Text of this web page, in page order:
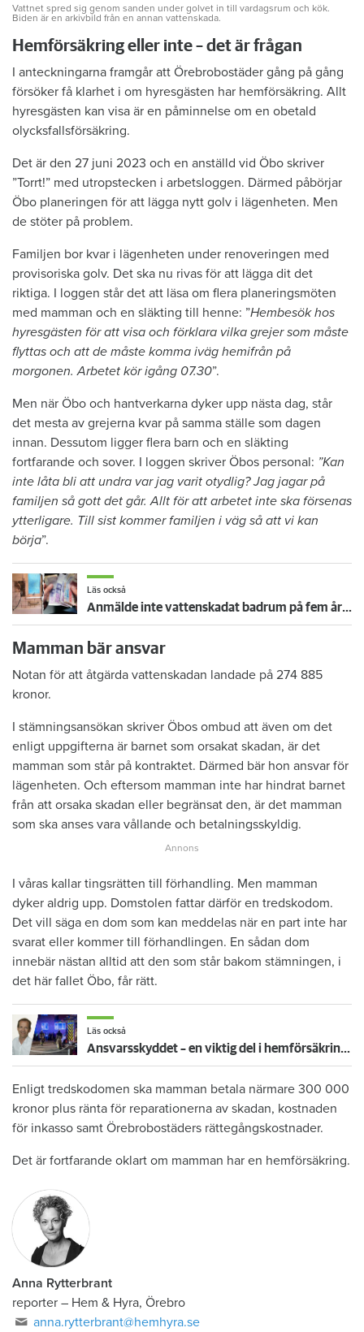
Vattnet spred sig genom sanden under golvet in till vardagsrum och kök.
Biden är en arkivbild från en annan vattenskada.
Hemförsäkring eller inte – det är frågan
I anteckningarna framgår att Örebrobostäder gång på gång
försöker få klarhet i om hyresgästen har hemförsäkring. Allt
hyresgästen kan visa är en påminnelse om en obetald
olycksfallsförsäkring.
Det är den 27 juni 2023 och en anställd vid Öbo skriver
”Torrt!” med utropstecken i arbetsloggen. Därmed påbörjar
Öbo planeringen för att lägga nytt golv i lägenheten. Men
de stöter på problem.
Familjen bor kvar i lägenheten under renoveringen med
provisoriska golv. Det ska nu rivas för att lägga dit det
riktiga. I loggen står det att läsa om flera planeringsmöten
med mamman och en släkting till henne: ”Hembesök hos
hyresgästen för att visa och förklara vilka grejer som måste
flyttas och att de måste komma iväg hemifrån på
morgonen. Arbetet kör igång 07.30”.
Men när Öbo och hantverkarna dyker upp nästa dag, står
det mesta av grejerna kvar på samma ställe som dagen
innan. Dessutom ligger flera barn och en släkting
fortfarande och sover. I loggen skriver Öbos personal: ”Kan
inte låta bli att undra var jag varit otydlig? Jag jagar på
familjen så gott det går. Allt för att arbetet inte ska försenas
ytterligare. Till sist kommer familjen i väg så att vi kan
börja”.
Läs också
Anmälde inte vattenskadat badrum på fem år – krävs på 125 000 kronor
Mamman bär ansvar
Notan för att åtgärda vattenskadan landade på 274 885
kronor.
I stämningsansökan skriver Öbos ombud att även om det
enligt uppgifterna är barnet som orsakat skadan, är det
mamman som står på kontraktet. Därmed bär hon ansvar för
lägenheten. Och eftersom mamman inte har hindrat barnet
från att orsaka skadan eller begränsat den, är det mamman
som ska anses vara vållande och betalningsskyldig.
I våras kallar tingsrätten till förhandling. Men mamman
dyker aldrig upp. Domstolen fattar därför en tredskodom.
Det vill säga en dom som kan meddelas när en part inte har
svarat eller kommer till förhandlingen. En sådan dom
innebär nästan alltid att den som står bakom stämningen, i
det här fallet Öbo, får rätt.
Läs också
Ansvarsskyddet – en viktig del i hemförsäkringen
Enligt tredskodomen ska mamman betala närmare 300 000
kronor plus ränta för reparationerna av skadan, kostnaden
för inkasso samt Örebrobostäders rättegångskostnader.
Det är fortfarande oklart om mamman har en hemförsäkring.
Anna Rytterbrant
reporter – Hem & Hyra, Örebro
anna.rytterbrant@hemhyra.se